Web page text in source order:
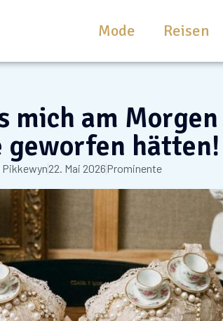
Mode Reisen
mich am
geworfen hätten!
Pikkewyn22. Mai 2026Prominente